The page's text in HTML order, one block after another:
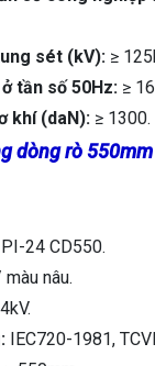
sét (kV): ≥
tần số 50Hz: ≥
khí (daN): ≥ 1300.
dòng rò 550mm
24 CD550.
nâu.
IEC720-1981,